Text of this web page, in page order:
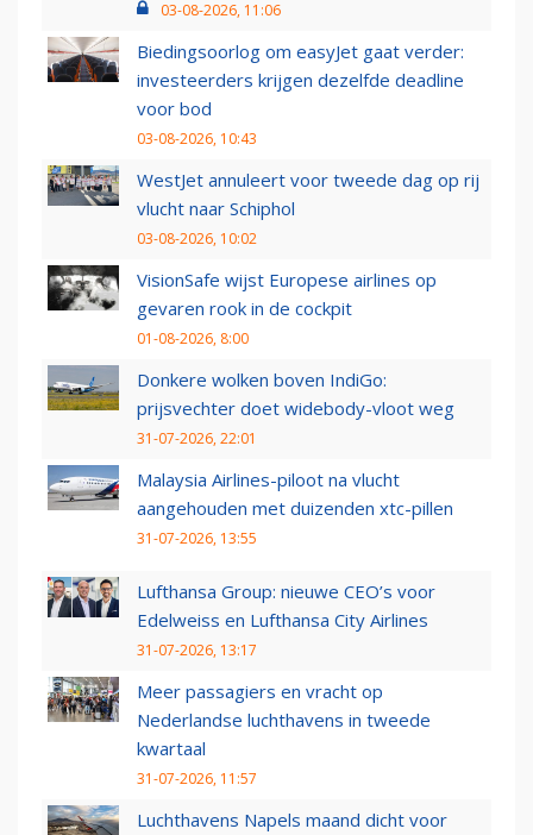
03-08-2026, 11:06
Biedingsoorlog om easyJet gaat verder:
investeerders krijgen dezelfde deadline
voor bod
03-08-2026, 10:43
WestJet annuleert voor tweede dag op rij
vlucht naar Schiphol
03-08-2026, 10:02
VisionSafe wijst Europese airlines op
gevaren rook in de cockpit
01-08-2026, 8:00
Donkere wolken boven IndiGo:
prijsvechter doet widebody-vloot weg
31-07-2026, 22:01
Malaysia Airlines-piloot na vlucht
aangehouden met duizenden xtc-pillen
31-07-2026, 13:55
Lufthansa Group: nieuwe CEO’s voor
Edelweiss en Lufthansa City Airlines
31-07-2026, 13:17
Meer passagiers en vracht op
Nederlandse luchthavens in tweede
kwartaal
31-07-2026, 11:57
Luchthavens Napels maand dicht voor